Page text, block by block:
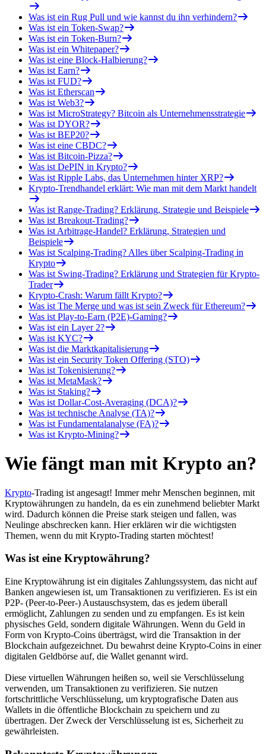
Was ist ein Rug Pull und wie kannst du ihn verhindern?
Was ist ein Token-Swap?
Was ist ein Token-Burn?
Was ist ein Whitepaper?
Was ist eine Block-Halbierung?
Was ist Earn?
Was ist FUD?
Was ist Etherscan
Was ist Web3?
Was ist MicroStrategy? Bitcoin als Unternehmensstrategie
Was ist DYOR?
Was ist BEP20?
Was ist eine CBDC?
Was ist Bitcoin-Pizza?
Was ist DePIN in Krypto?
Was ist Ripple Labs, das Unternehmen hinter XRP?
Krypto-Trendhandel erklärt: Wie man mit dem Markt handelt
Was ist Range-Trading? Erklärung, Strategie und Beispiele
Was ist Breakout-Trading?
Was ist Arbitrage-Handel? Erklärung, Strategien und
Beispiele
Was ist Scalping-Trading? Alles über Scalping-Trading in
Krypto
Was ist Swing-Trading? Erklärung und Strategien für Krypto-
Trader
Krypto-Crash: Warum fällt Krypto?
Was ist The Merge und was ist sein Zweck für Ethereum?
Was ist Play-to-Earn (P2E)-Gaming?
Was ist ein Layer 2?
Was ist KYC?
Was ist die Marktkapitalisierung
Was ist ein Security Token Offering (STO)
Was ist Tokenisierung?
Was ist MetaMask?
Was ist Staking?
Was ist Dollar-Cost-Averaging (DCA)?
Was ist technische Analyse (TA)?
Was ist Fundamentalanalyse (FA)?
Was ist Krypto-Mining?
Wie fängt man mit Krypto an?
Krypto-Trading ist angesagt! Immer mehr Menschen beginnen, mit
Kryptowährungen zu handeln, da es ein zunehmend beliebter Markt
wird. Dadurch können die Preise stark steigen und fallen, was
Neulinge abschrecken kann. Hier erklären wir die wichtigsten
Themen, wenn du mit Krypto-Trading starten möchtest!
Was ist eine Kryptowährung?
Eine Kryptowährung ist ein digitales Zahlungssystem, das nicht auf
Banken angewiesen ist, um Transaktionen zu verifizieren. Es ist ein
P2P- (Peer-to-Peer-) Austauschsystem, das es jedem überall
ermöglicht, Zahlungen zu senden und zu empfangen. Es ist kein
physisches Geld, sondern digitale Währungen. Wenn du Geld in
Form von Krypto-Coins überträgst, wird die Transaktion in der
Blockchain aufgezeichnet. Du bewahrst deine Krypto-Coins in einer
digitalen Geldbörse auf, die Wallet genannt wird.
Diese virtuellen Währungen heißen so, weil sie Verschlüsselung
verwenden, um Transaktionen zu verifizieren. Sie nutzen
fortschrittliche Verschlüsselung, um kryptografische Daten aus
Wallets in die öffentliche Blockchain zu speichern und zu
übertragen. Der Zweck der Verschlüsselung ist es, Sicherheit zu
gewährleisten.